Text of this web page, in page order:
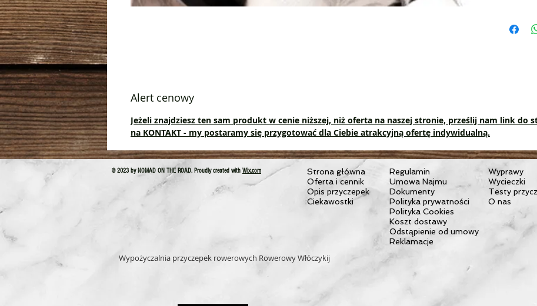
Alert cenowy
Jeżeli znajdziesz ten sam produkt w cenie niższej, niż oferta na naszej stronie, prześlij nam link do
na KONTAKT - my postaramy się przygotować dla Ciebie atrakcyjną ofertę indywidualną.
© 2023 by NOMAD ON THE ROAD. Proudly created with Wix.com
Strona główna
Oferta i cennik
Opis przyczepek
Ciekawostki
Regulamin
Umowa Najmu
Dokumenty
Polityka prywatności
Polityka Cookies
Koszt dostawy
Odstąpienie od umowy
Reklamacje
Wyprawy
Wycieczki
Testy
O nas
Wypożyczalnia przyczepek rowerowych Rowerowy Włóczykij